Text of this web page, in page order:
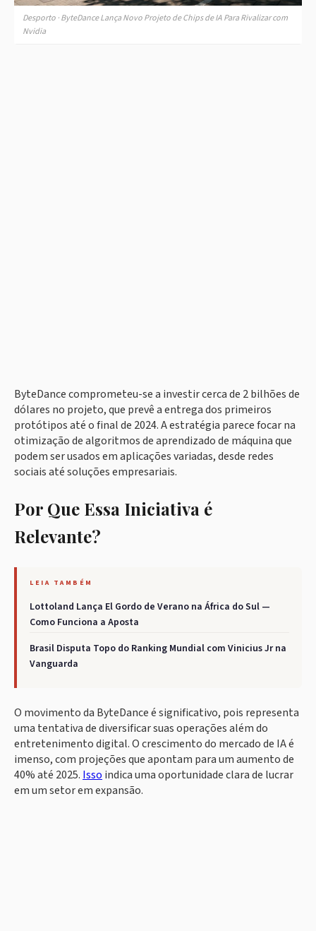
Desporto · ByteDance Lança Novo Projeto de Chips de IA Para Rivalizar com
Nvidia
ByteDance comprometeu-se a investir cerca de 2 bilhões de
dólares no projeto, que prevê a entrega dos primeiros
protótipos até o final de 2024. A estratégia parece focar na
otimização de algoritmos de aprendizado de máquina que
podem ser usados em aplicações variadas, desde redes
sociais até soluções empresariais.
Por Que Essa Iniciativa é
Relevante?
LEIA TAMBÉM
Lottoland Lança El Gordo de Verano na África do Sul —
Como Funciona a Aposta
Brasil Disputa Topo do Ranking Mundial com Vinicius Jr na
Vanguarda
O movimento da ByteDance é significativo, pois representa
uma tentativa de diversificar suas operações além do
entretenimento digital. O crescimento do mercado de IA é
imenso, com projeções que apontam para um aumento de
40% até 2025. Isso indica uma oportunidade clara de lucrar
em um setor em expansão.